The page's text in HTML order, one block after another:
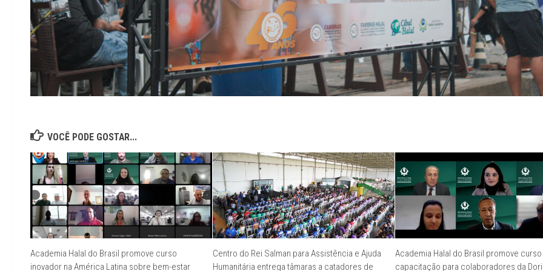
VOCÊ PODE GOSTAR...
Academia Halal do Brasil promove curso
inovador na América Latina sobre bem-estar
Centro do Rei Salman para Assistência e Ajuda
Humanitária entrega tâmaras a catadores de
Academia Halal do Brasil promove
capacitação para colaboradores da Dori